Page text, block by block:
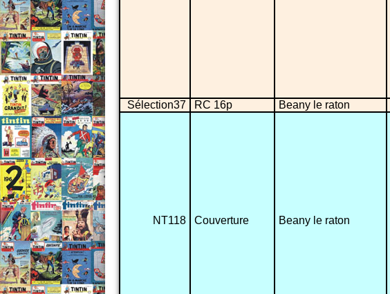
Sélection37 RC 16p Beany le raton
NT118 Couverture Beany le raton